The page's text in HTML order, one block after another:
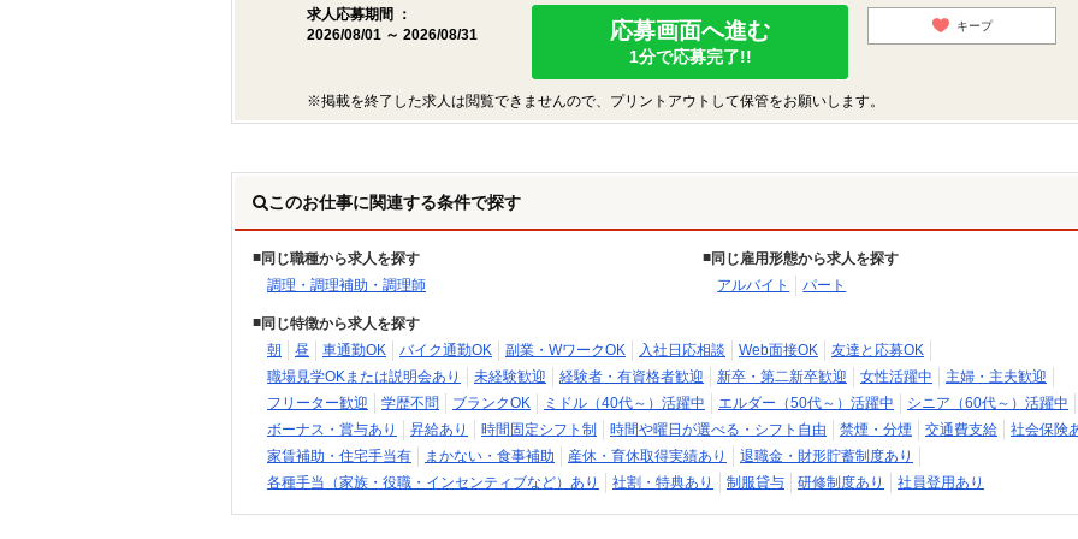
求人応募期間 ：
2026/08/01 ～ 2026/08/31
応募画面へ進む
1分で応募完了!!
キープ
※掲載を終了した求人は閲覧できませんので、プリントアウトして保管をお願いします。
このお仕事に関連する条件で探す
同じ職種から求人を探す
調理・調理補助・調理師
同じ雇用形態から求人を探す
アルバイト
パート
同じ特徴から求人を探す
朝
昼 車通勤OK バイク通勤OK 副業・WワークOK 入社日応相談 Web面接OK
友達と応募OK
職場見学OKまたは説明会あり
未経験歓迎 経験者・有資格者歓迎 新卒・第二新卒歓迎 女性活躍中
主婦・主夫歓迎
フリーター歓迎
学歴不問 ブランクOK ミドル（40代～）活躍中 エルダー（50代～）活躍中
シニア（60代～）活躍中
ボーナス・賞与あり
昇給あり 時間固定シフト制 時間や曜日が選べる・シフト自由 禁煙・分煙 交通費支給
社会保険
家賃補助・住宅手当有
まかない・食事補助 産休・育休取得実績あり
退職金・財形貯蓄制度あり
各種手当（家族・役職・インセンティブなど）あり
社割・特典あり 制服貸与 研修制度あり 社員登用あり